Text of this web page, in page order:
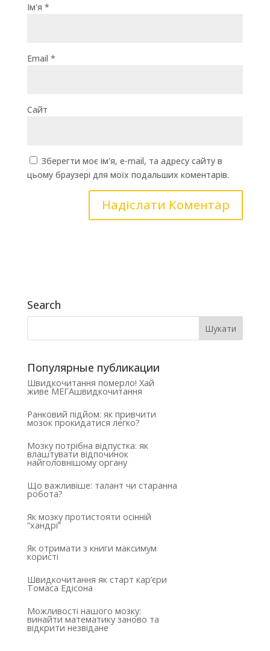
Ім'я *
Email *
Сайт
Зберегти моє ім'я, e-mail, та адресу сайту в
цьому браузері для моїх подальших коментарів.
Search
Популярные публикации
Швидкочитання померло! Хай
живе МЕГАшвидкочитання
Ранковий підйом: як привчити
мозок прокидатися легко?
Мозку потрібна відпустка: як
влаштувати відпочинок
найголовнішому органу
Що важливіше: талант чи старанна
робота?
Як мозку протистояти осінній
“хандрі”
Як отримати з книги максимум
користі
Швидкочитання як старт кар’єри
Томаса Едісона
Можливості нашого мозку:
винайти математику заново та
відкрити незвідане